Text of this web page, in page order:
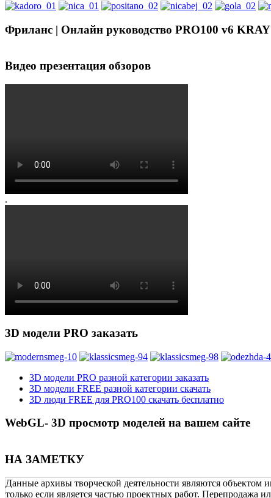
Фриланс | Онлайн руководство PRO100 v6 KRAY
Видео презентация обзоров
.
3D модели PRO заказать
3D модели PRO разной категории заказать
3D модели FREE разной категории скачать
3D люди FREE для PRO100 скачать бесплатно
WebGL- 3D просмотр моделей на вашем сайте
НА ЗАМЕТКУ
Данные архивы творческой деятельности являются
только если является частью проектных работ. Перепродажа